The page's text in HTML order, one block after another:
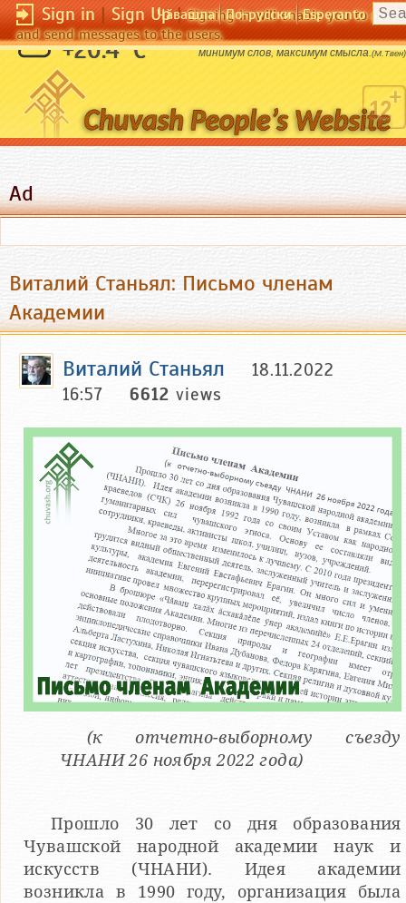
Sign in|Sign Up|Signing in will enable you to post
and send messages to the users.
Чӑвашла По-русски Esperanto
+20.4 °C
Правильная дозировка афоризмов:
минимум слов, максимум смысла.(М.Твен)
Ad
Виталий Станьял: Письмо членам
Академии
Виталий Станьял
18.11.2022
16:57
6612 views
(к отчетно-выборному съезду
ЧНАНИ 26 ноября 2022 года)
Прошло 30 лет со дня образования
Чувашской народной академии наук и
искусств (ЧНАНИ). Идея академии
возникла в 1990 году, организация была